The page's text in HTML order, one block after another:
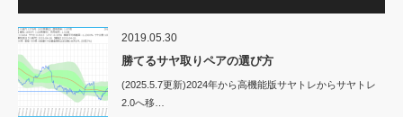
2019.05.30
勝てるサヤ取りペアの選び方
(2025.5.7更新)2024年から高機能版サヤトレからサヤトレ
2.0へ移…